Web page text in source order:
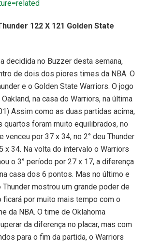
122 X 121 Golden State
decidida no Buzzer desta semana,
de dois dos piores times da NBA. O
e o Golden State Warriors. O jogo
na casa do Warriors, na última
Assim como as duas partidas acima,
foram muito equilibrados, no
venceu por 37 x 34, no 2° deu Thunder
x 34. Na volta do intervalo o Warriors
o 3° período por 27 x 17, a diferença
casa dos 6 pontos. Mas no último e
mostrou um grande poder de
ficará por muito mais tempo com o
da NBA. O time de Oklahoma
da diferença no placar, mas com
para o fim da partida, o Warriors